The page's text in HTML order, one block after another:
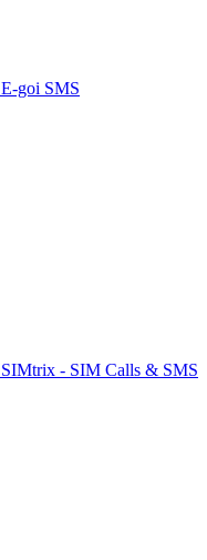
E-goi SMS
SIMtrix - SIM Calls & SMS